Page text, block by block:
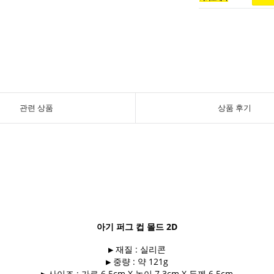
관련 상품 상품 후기
아기 퍼그 컵 몰드 2D
▶ 재질 : 실리콘
▶ 중량 : 약 121g